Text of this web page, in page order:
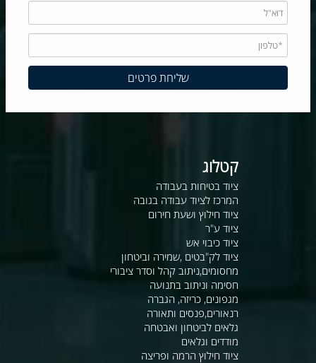
קטלוג
ציוד בטיחות בעבודה
המרכז לציוד עבודה בגובה
ציוד חילוץ ושעת חירום
ציוד ע"ר
ציוד כיבוי אש
ציוד לק"בטים ,שמירה וביטחון
מחסומים,ניתוב קהל וסדר ציבורי
חסימה וניתוב בתנועה
מגפונים, כריזה, הגברה
רנאורים,פנסים ותאורה
גלאים לביטחון ואבטחה
מודדים וגלאים
ציוד חילוץ הרמה ופריצה